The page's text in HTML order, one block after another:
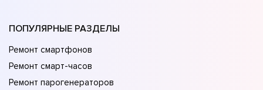
ПОПУЛЯРНЫЕ РАЗДЕЛЫ
Ремонт смартфонов
Ремонт смарт-часов
Ремонт парогенераторов